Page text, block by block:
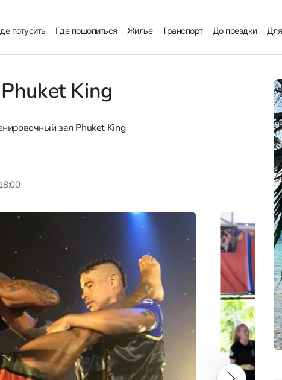
потусить Где пошопиться Жилье Транспорт До поездки
King
зал Phuket King